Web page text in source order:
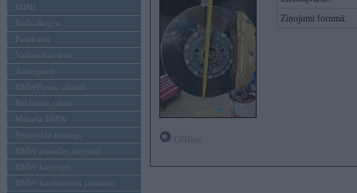
MINI
Rolls-Royce
Pasākumi
Vadāmības tests
Autosports
BMWPower aktuāli
Reklāmas raksti
Mēneša BMW
Sērijveida tūnings
BMW pasaules jaunumi
BMW koncepti
BMW konkurentu jaunumi
Ziņojumi forumā: